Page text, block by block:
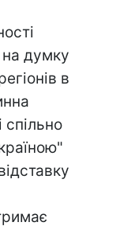
на думку
в
спільно